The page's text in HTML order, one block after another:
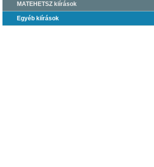
MATEHETSZ kiírások
Egyéb kiírások